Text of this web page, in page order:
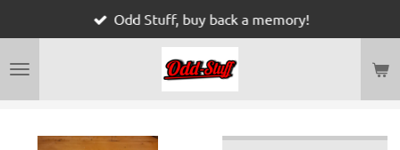
naar
Odd Stuff, buy back a memory!